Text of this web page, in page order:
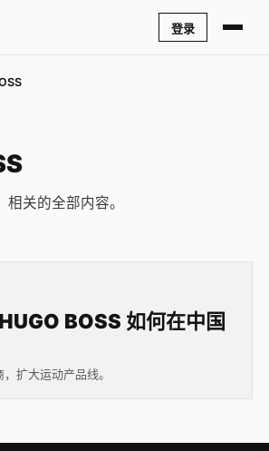
登录
关的全部内容。
BOSS 如何在中国
扩大运动产品线。